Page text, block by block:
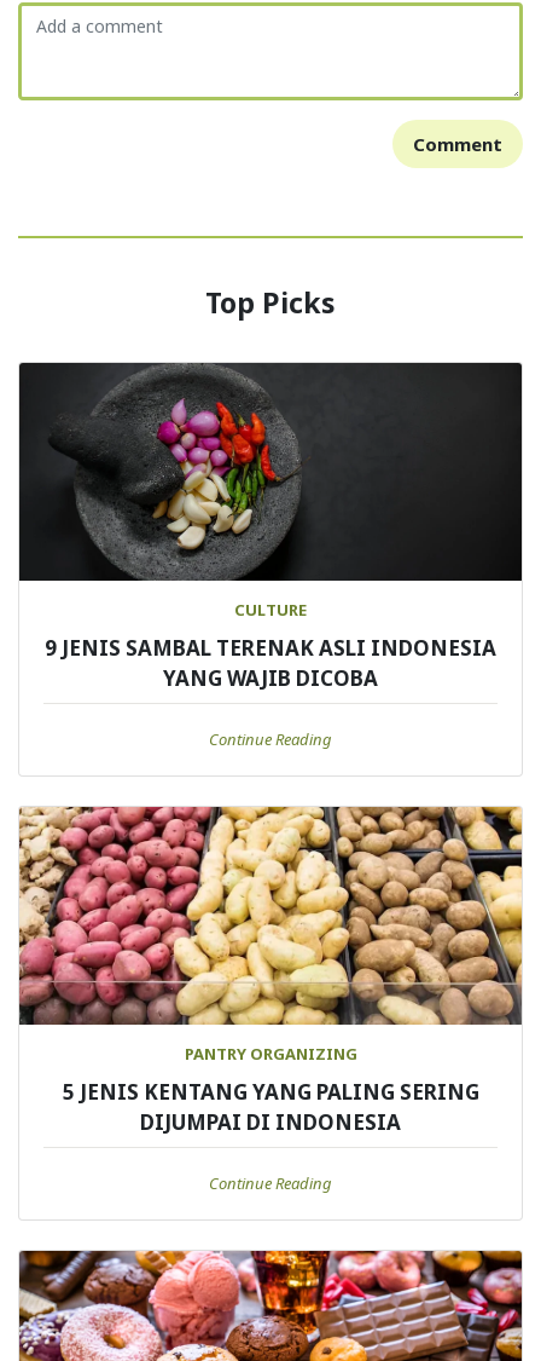
Comment
Top Picks
CULTURE
9 JENIS SAMBAL TERENAK ASLI INDONESIA
YANG WAJIB DICOBA
Continue Reading
PANTRY ORGANIZING
5 JENIS KENTANG YANG PALING SERING
DIJUMPAI DI INDONESIA
Continue Reading